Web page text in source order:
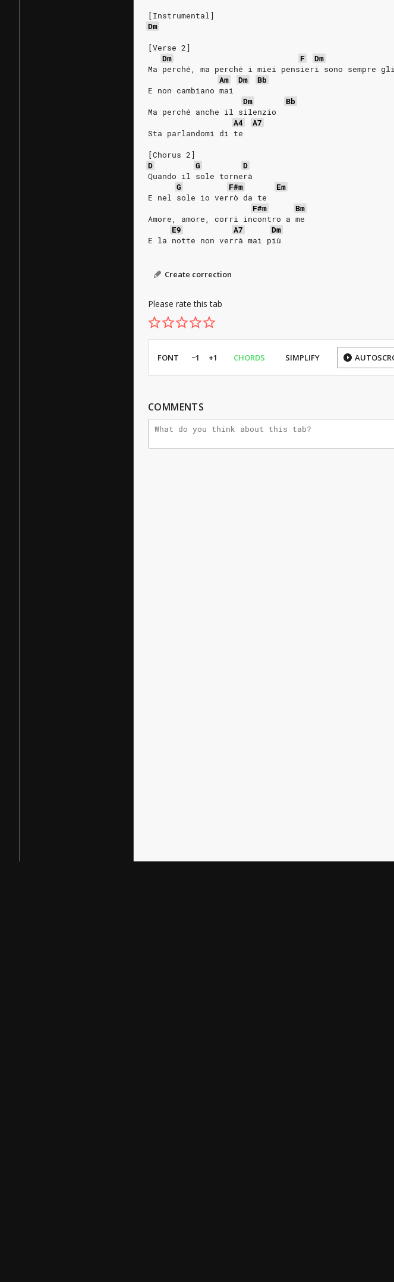
[Instrumental]
Dm
[Verse 2]
Dm
F
Dm
Ma perché, ma perché i miei pensieri sono sempre
Am
Dm
Bb
E non cambiano mai
Dm
Bb
Ma perché anche il silenzio
A4
A7
Sta parlandomi di te
[Chorus 2]
D
G
D
Quando il sole tornerà
G
F#m
Em
E nel sole io verrò da te
F#m
Bm
Amore, amore, corri incontro a me
E9
A7
Dm
E la notte non verrà mai più
Create correction
Please rate this tab
FONT −1 +1 CHORDS SIMPLIFY
COMMENTS